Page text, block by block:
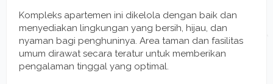
Kompleks apartemen ini dikelola dengan baik dan
menyediakan lingkungan yang bersih, hijau, dan
nyaman bagi penghuninya. Area taman dan fasilitas
umum dirawat secara teratur untuk memberikan
pengalaman tinggal yang optimal.